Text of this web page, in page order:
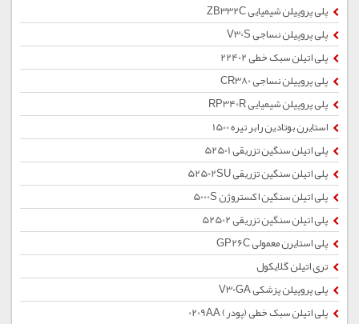
پلی پروپیلن شیمیایی ZB332C
پلی پروپیلن نساجی V30S
پلی اتیلن سبک خطی 22402
پلی پروپیلن نساجی CR380
پلی پروپیلن شیمیایی RP340R
استایرن بوتادین رابر تیره 1500
پلی اتیلن سنگین تزریقی 52501
پلی اتیلن سنگین تزریقی 52502SU
پلی اتیلن سنگین اکستروژن 5000S
پلی اتیلن سنگین تزریقی 52502
پلی استایرن معمولی GP26C
تری اتیلن گلایکول
پلی پروپیلن پزشکی V30GA
پلی اتیلن سبک خطی (پودر) 0209AA